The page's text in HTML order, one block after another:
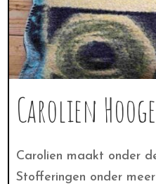
Carolien
Carolien maakt onder
Stofferingen onder